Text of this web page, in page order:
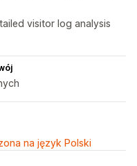
visitor log analysis
na język Polski